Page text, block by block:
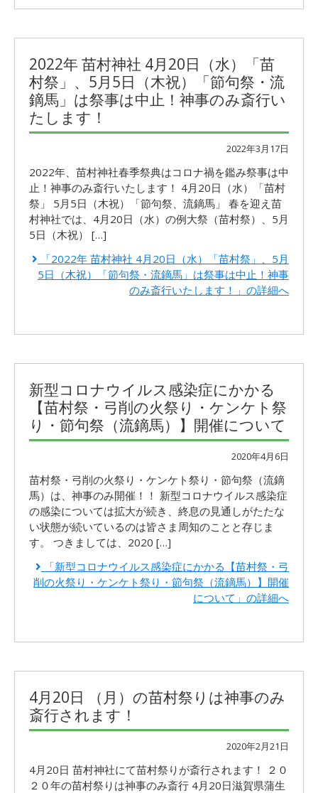
2022年 苗村神社 4月20日（水）「苗
村祭」、5月5日（木祝）「節句祭・流
鏑馬」は祭事は中止！神事のみ斎行い
たします！
2022年3月17日
2022年、苗村神社春季祭典はコロナ禍を鑑み祭事は中
止！神事のみ斎行いたします！ 4月20日（水）「苗村
祭」 5月5日（木祝）「節句祭、流鏑馬」 春を迎え苗
村神社では、4月20日（水）の例大祭（苗村祭）、5月
5日（木祝） […]
「2022年 苗村神社 4月20日（水）「苗村祭」、5月
5日（木祝）「節句祭・流鏑馬」は祭事は中止！神事
のみ斎行いたします！」の詳細へ
新型コロナウイルス感染症にかかる
【苗村祭・弓削の火祭り・ケンケト祭
り・節句祭（流鏑馬）】開催について
2020年4月6日
苗村祭・弓削の火祭り・ケンケト祭り・節句祭（流鏑
馬）は、神事のみ開催！！ 新型コロナウイルス感染症
の感染については拡大が続き、終息の見通しがたたな
い状態が続いているのは皆さま周知のことと存じま
す。 つきましては、2020 […]
「新型コロナウイルス感染症にかかる【苗村祭・弓
削の火祭り・ケンケト祭り・節句祭（流鏑馬）】開催
について」の詳細へ
4月20日 （月）の苗村祭りは神事のみ
斎行されます！
2020年2月21日
4月20日 苗村神社にて苗村祭りが斎行されます！ ２０
２０年の苗村祭りは神事のみ斎行 4月20日滋賀県蒲生